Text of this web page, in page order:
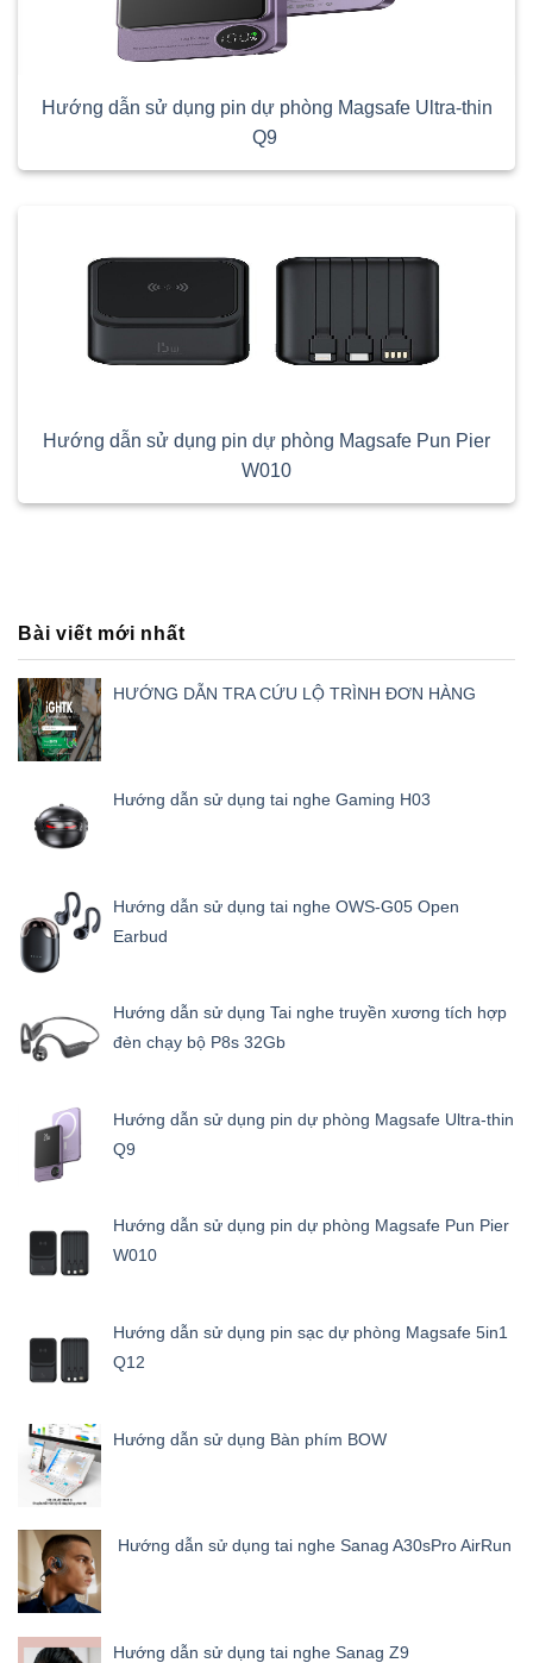
Hướng dẫn sử dụng pin dự phòng Magsafe Ultra-thin
Q9
Hướng dẫn sử dụng pin dự phòng Magsafe Pun Pier
W010
Bài viết mới nhất
HƯỚNG DẪN TRA CỨU LỘ TRÌNH ĐƠN HÀNG
Hướng dẫn sử dụng tai nghe Gaming H03
Hướng dẫn sử dụng tai nghe OWS-G05 Open
Earbud
Hướng dẫn sử dụng Tai nghe truyền xương tích hợp
đèn chạy bộ P8s 32Gb
Hướng dẫn sử dụng pin dự phòng Magsafe Ultra-thin
Q9
Hướng dẫn sử dụng pin dự phòng Magsafe Pun Pier
W010
Hướng dẫn sử dụng pin sạc dự phòng Magsafe 5in1
Q12
Hướng dẫn sử dụng Bàn phím BOW
Hướng dẫn sử dụng tai nghe Sanag A30sPro AirRun
Hướng dẫn sử dụng tai nghe Sanag Z9